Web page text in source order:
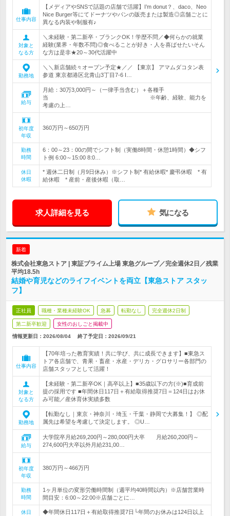
仕事内容
【メディアやSNSで話題の店舗で活躍】I’m donut？、daco、Neo
Nice Burger等にてドーナツやパンの販売または製造◎店舗ごとに
異なる内装や制服有♪
対象と
なる方
＼未経験・第二新卒・ブランクOK！学歴不問／◆何らかの就業
経験(業界・年数不問)◎食べることが好き・人を喜ばせたいそん
な方は是非★20～30代活躍中
勤務地
＼＼新店舗続々オープン予定★／／ 【東京】 アマムダコタン表
参道 東京都港区北青山3丁目7-6 I…
給与
月給：30万3,000円～（一律手当含む）＋各種手
当 ※年齢、経験、能力を
考慮の上…
初年度
年収
360万円～650万円
勤務
時間
6：00～23：00の間でシフト制（実働8時間・休憩1時間）◆シフ
ト例 6:00～15:00 8:0…
休日
休暇
* 週休二日制（月9日休み）※シフト制* 有給休暇* 慶弔休暇 * 有
給休暇 * 産前・産後休暇（取…
求人詳細を見る 気になる
新着
株式会社東急ストア | 東証プライム上場 東急グループ／完全週休2日／残業
平均18.5h
結婚や育児などのライフイベントを両立【東急ストア スタッ
フ】
正社員 職種・業種未経験OK 急募 転勤なし 完全週休2日制
第二新卒歓迎 女性のおしごと掲載中
情報更新日：2026/08/04 終了予定日： 2026/09/21
仕事内容
【70年培った教育実績！共に学び、共に成長できます】■東急ス
トア各店舗で、青果・畜産・水産・デリカ・グロサリー各部門の
店舗スタッフとして活躍！
対象と
なる方
【未経験・第二新卒OK｜高卒以上】■35歳以下の方(※)■育成前
提の採用です ■年間休日117日＋有給取得推奨7日＝124日はお休
み可能／産休育休実績多数
勤務地
【転勤なし｜東京・神奈川・埼玉・千葉・静岡で大募集！】 ◎配
属先は希望を考慮して決定します。 ◎U…
給与
大学院卒月給269,200円～280,000円大卒 月給260,200円～
274,600円大卒以外月給231,00…
初年度
年収
380万円～466万円
勤務
時間
1ヶ月単位の変形労働時間制（週平均40時間以内）※店舗営業時
間目安：6:00～22:00※店舗ごとに…
休日
◆年間休日117日＋有給取得推奨7日└年間のお休みは124日以上